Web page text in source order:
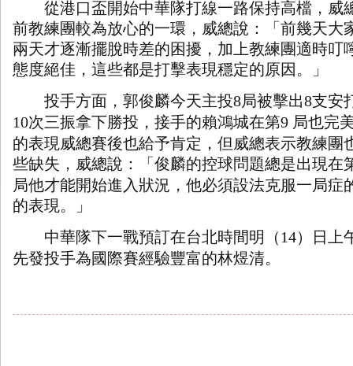
從港口盃開始中華隊打線一路保持高檔，威
前教練團較為放心的一環，威總說：「前幾天大
兩天才逐漸擺脫時差的困擾，加上教練團適時叮
態度絕佳，這些都是打擊表現穩定的原因。」
投手方面，郭俊麟今天主投8局被擊出8支安
10次三振拿下勝投，接手的賴鴻城在第9 局也完
的表現威總賽後也給予肯定，但威總表示教練團
些缺失，威總說：「俊麟的控球問題總是出現在
局他才能開始進入狀況，他必須設法克服一局症
的表現。」
中華隊下一戰預訂在台北時間明（14）日上
先發投手為國際賽經驗豐富的林煜清。